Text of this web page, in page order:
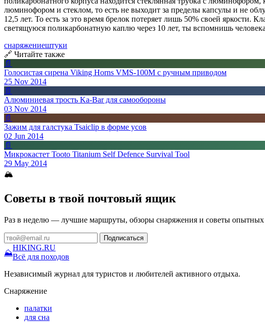
люминофором и стеклом, то есть не выходит за пределы капсулы и не
12,5 лет. То есть за это время брелок потеряет лишь 50% своей яркости.
светящуюся поликарбонатную каплю через 10 лет, ты вспомнишь
снаряжениештуки
🔗 Читайте также
📄
Голосистая сирена Viking Horns VMS-100M с ручным приводом
25 Nov 2014
📄
Алюминиевая трость Ka-Bar для самообороны
03 Nov 2014
📄
Зажим для галстука Tsaiclip в форме усов
02 Jun 2014
📄
Микрокастет Tooto Titanium Self Defence Survival Tool
29 May 2014
🏔
Советы в твой почтовый ящик
Раз в неделю — лучшие маршруты, обзоры снаряжения и советы опытных
Подписаться
⛰
HIKING.RU
Всё для походов
Независимый журнал для туристов и любителей активного отдыха.
Снаряжение
палатки
для сна